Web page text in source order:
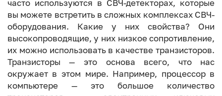
часто используются в СВЧ-детекторах, которые
вы можете встретить в сложных комплексах СВЧ-
оборудования. Какие у них свойства? Они
высокопроводящие, у них низкое сопротивление,
их можно использовать в качестве транзисторов.
Транзисторы — это основа всего, что нас
окружает в этом мире. Например, процессор в
компьютере — это большое количество